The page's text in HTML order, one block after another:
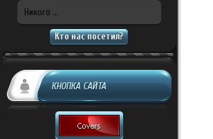
Никого ...
Кто нас посетил?
КНОПКА САЙТА